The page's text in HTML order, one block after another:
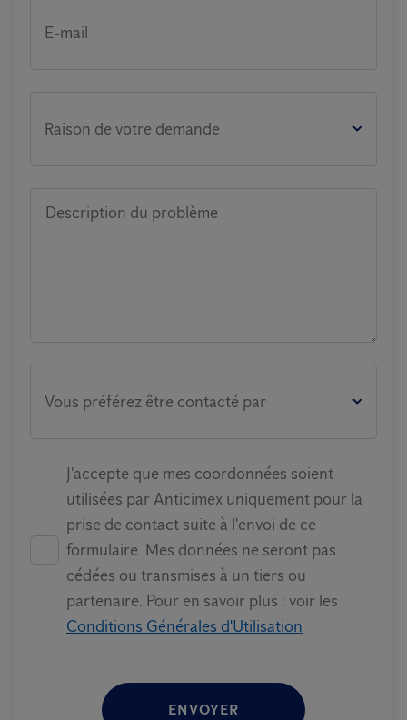
E-mail
Raison de votre demande
Description du problème
Vous préférez être contacté par
J'accepte que mes coordonnées soient
utilisées par Anticimex uniquement pour la
prise de contact suite à l'envoi de ce
formulaire. Mes données ne seront pas
cédées ou transmises à un tiers ou
partenaire. Pour en savoir plus : voir les
Conditions Générales d'Utilisation
ENVOYER